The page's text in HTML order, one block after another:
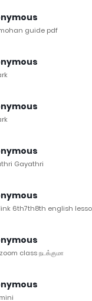
guide pdf
Gayathri
6th7th8th english
class நடக்குமா